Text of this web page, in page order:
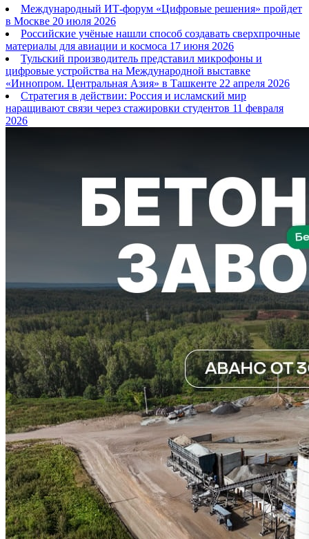
Международный ИТ-форум «Цифровые решения» пройдет
в Москве 20 июля 2026
Российские учёные нашли способ создавать сверхпрочные
материалы для авиации и космоса 17 июня 2026
Тульский производитель представил микрофоны и
цифровые устройства на Международной выставке
«Иннопром. Центральная Азия» в Ташкенте 22 апреля 2026
Стратегия в действии: Россия и исламский мир
наращивают связи через стажировки студентов 11 февраля
2026